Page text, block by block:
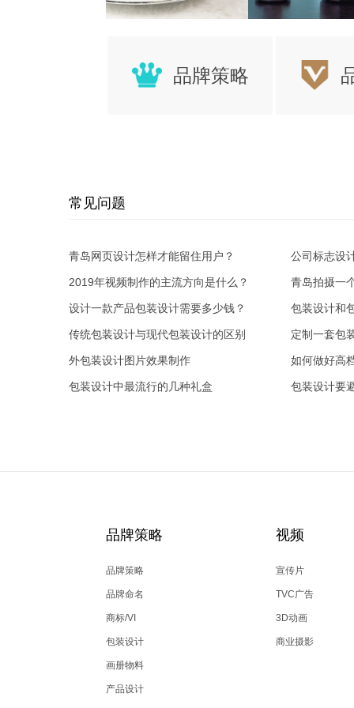
品牌策略
常见问题
青岛网页设计怎样才能留住用户？ 公司标志设
2019年视频制作的主流方向是什么？ 青岛拍摄一
设计一款产品包装设计需要多少钱？ 包装设计和
传统包装设计与现代包装设计的区别 定制一套包
外包装设计图片效果制作 如何做好高
包装设计中最流行的几种礼盒 包装设计要
品牌策略
品牌策略
品牌命名
商标/VI
包装设计
画册物料
产品设计
视频
宣传片
TVC广告
3D动画
商业摄影